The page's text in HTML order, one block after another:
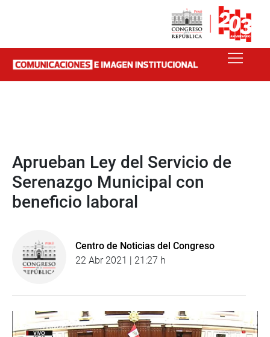
Aprueban Ley del Servicio de
Serenazgo Municipal con
beneficio laboral
Centro de Noticias del Congreso
22 Abr 2021 | 21:27 h